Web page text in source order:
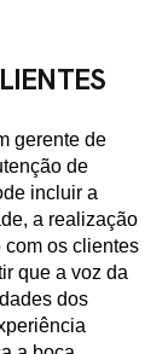
gerente de
de
incluir a
a realização
com os clientes
que a voz da
dos